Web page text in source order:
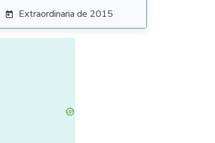
 Extraordinaria de 2015